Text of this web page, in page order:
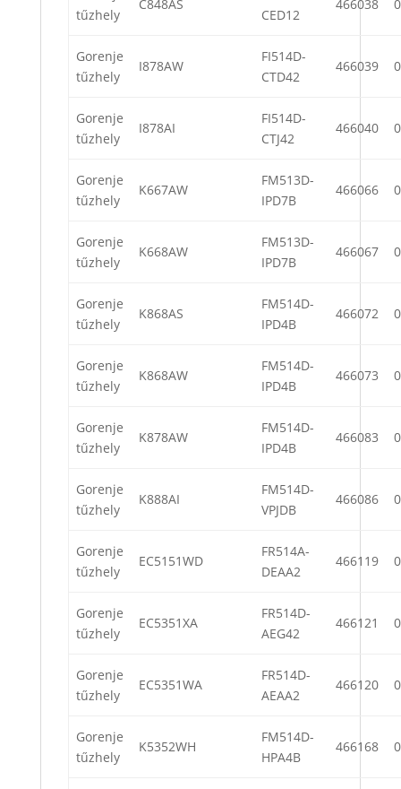
tűzhely
C848AS
CED12
466038
Gorenje
tűzhely
I878AW
FI514D-
CTD42
466039
Gorenje
tűzhely
I878AI
FI514D-
CTJ42
466040
Gorenje
tűzhely
K667AW
FM513D-
IPD7B
466066
Gorenje
tűzhely
K668AW
FM513D-
IPD7B
466067
Gorenje
tűzhely
K868AS
FM514D-
IPD4B
466072
Gorenje
tűzhely
K868AW
FM514D-
IPD4B
466073
Gorenje
tűzhely
K878AW
FM514D-
IPD4B
466083
Gorenje
tűzhely
K888AI
FM514D-
VPJDB
466086
Gorenje
tűzhely
EC5151WD
FR514A-
DEAA2
466119
Gorenje
tűzhely
EC5351XA
FR514D-
AEG42
466121
Gorenje
tűzhely
EC5351WA
FR514D-
AEAA2
466120
Gorenje
tűzhely
K5352WH
FM514D-
HPA4B
466168